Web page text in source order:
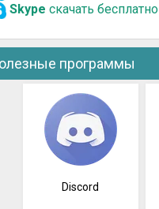
Skype скачать бесплатно
программы
Discord